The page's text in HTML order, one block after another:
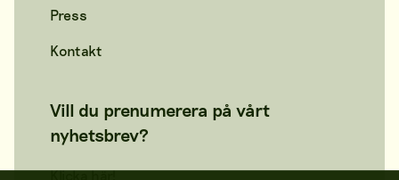
Press
Kontakt
Vill du prenumerera på vårt
nyhetsbrev?
Klicka här!